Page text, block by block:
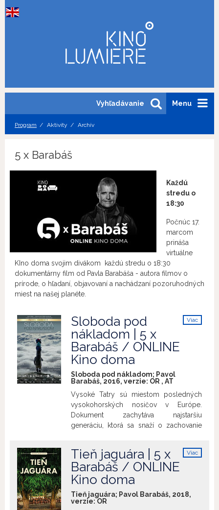
Menu
Vyhľadávanie
Program Aktivity Archív
5 x Barabáš
Každú
stredu o
18:30
Počnúc 17.
marcom
prináša
virtuálne
KIno doma svojim divákom každú stredu o 18:30
dokumentárny film od Pavla Barabáša - autora filmov o
prírode, o hľadaní, objavovaní a nachádzaní pozoruhodných
miest na našej planéte.
Viac
Sloboda pod
nákladom | 5 x
Barabáš / ONLINE
Kino doma
Sloboda pod nákladom; Pavol
Barabáš, 2016, verzie: OR , AT
Vysoké Tatry sú miestom posledných
vysokohorských nosičov v Európe.
Dokument zachytáva najstaršiu
generáciu, ktorá sa snaží o zachovanie
brodia v snehu, stúpajú lavinóznymi
svahmi, odolávajú búrke i víchrici. Ich
remeslo nie je len prácou a zárobkom,
dokumentárnom filme Sloboda pod
Viac
Tieň jaguára | 5 x
Barabáš / ONLINE
Kino doma
Tieň jaguára; Pavol Barabáš, 2018,
verzie: OR